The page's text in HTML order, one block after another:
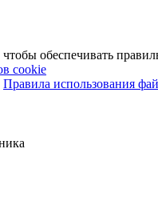
обеспечивать
cookie
Правила использования